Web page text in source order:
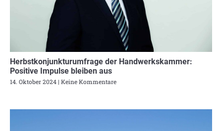
Herbstkonjunkturumfrage der Handwerkskammer:
Positive Impulse bleiben aus
14. Oktober 2024 Keine Kommentare